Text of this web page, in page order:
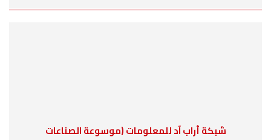
شبكة أراب آد للمعلومات (موسوعة الصناعات